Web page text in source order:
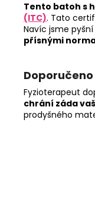
Tento batoh s
(ITC). Tato
Navíc jsme
přísnými
Fyzioterapeut
chrání záda
prodyšného